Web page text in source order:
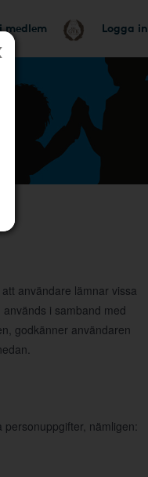
medlem Logga in
användare lämnar vissa
i samband med
godkänner användaren
nämligen: